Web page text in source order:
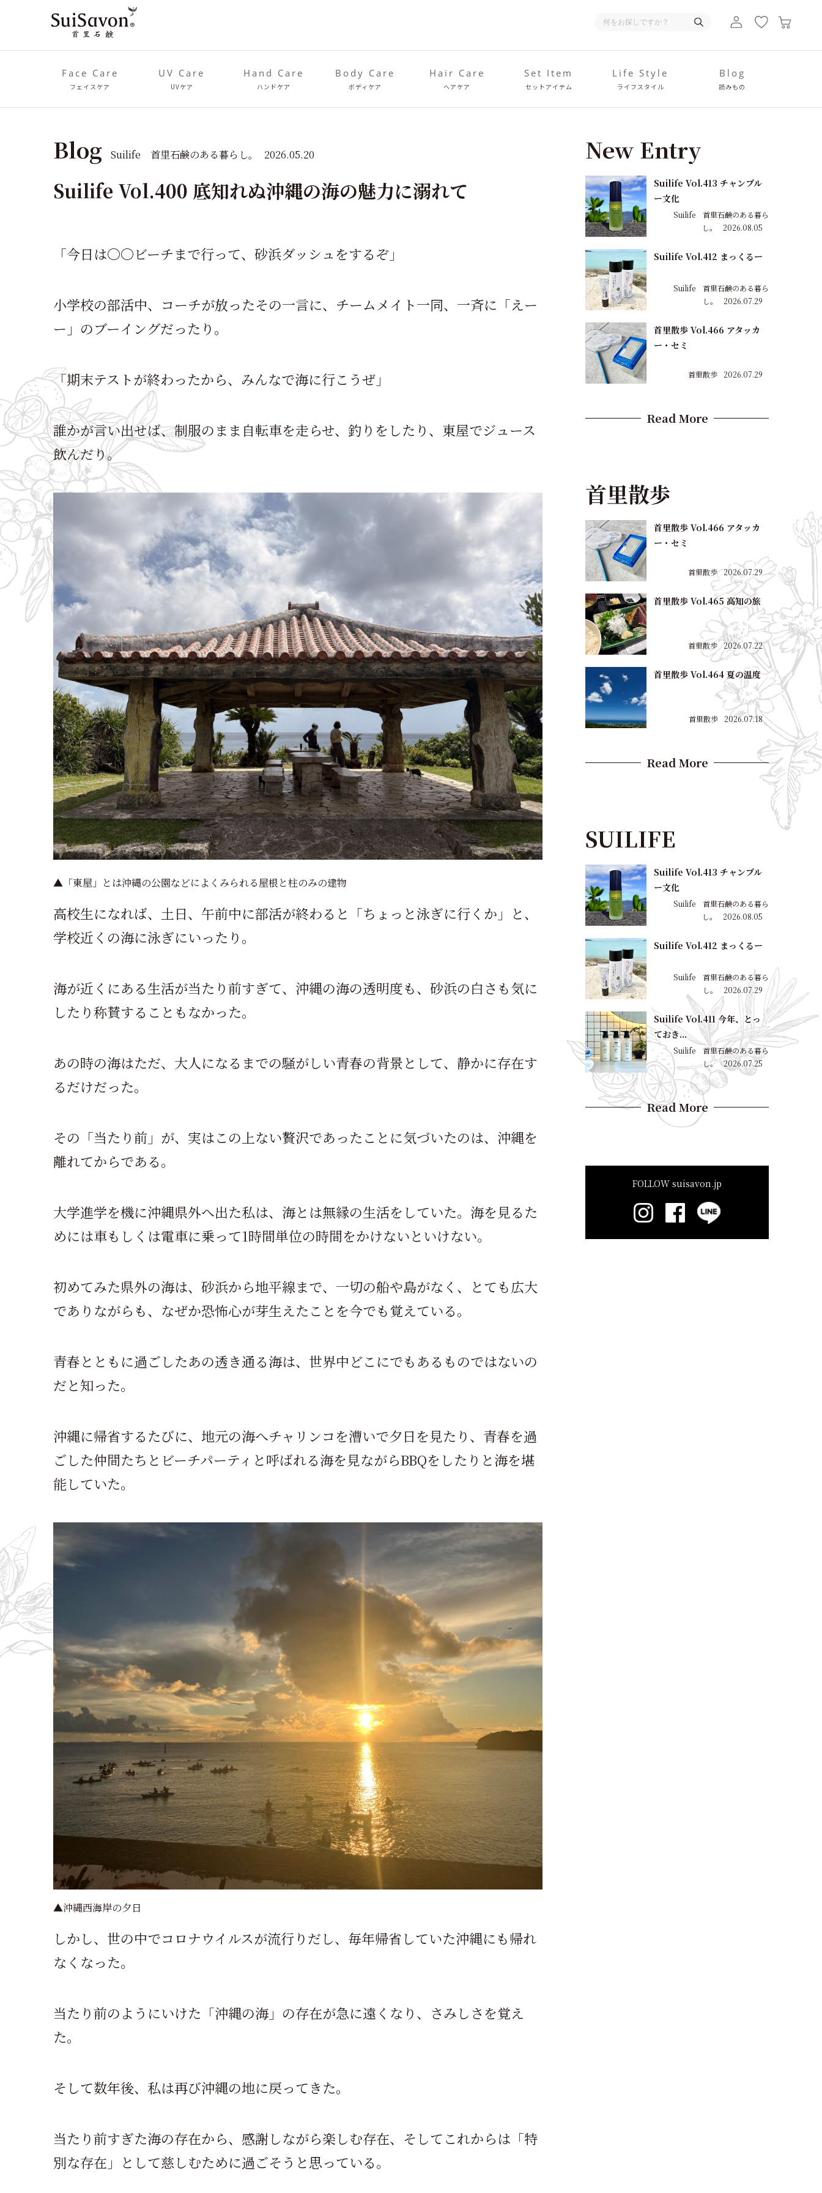
Face Care
フェイスケア
UV Care
UVケア
Hand Care
ハンドケア
Body Care
ボディケア
Hair Care
ヘアケア
Set Item
セットアイテム
Life Style
ライフスタイル
Blog
読みもの
Blog Suilife 首里石鹸のある暮らし。 2026.05.20
Suilife Vol.400 底知れぬ沖縄の海の魅力に溺れて
「今日は〇〇ビーチまで行って、砂浜ダッシュをするぞ」
小学校の部活中、コーチが放ったその一言に、チームメイト一同、一斉に「えー
ー」のブーイングだったり。
「期末テストが終わったから、みんなで海に行こうぜ」
誰かが言い出せば、制服のまま自転車を走らせ、釣りをしたり、東屋でジュース
飲んだり。
▲「東屋」とは沖縄の公園などによくみられる屋根と柱のみの建物
高校生になれば、土日、午前中に部活が終わると「ちょっと泳ぎに行くか」と、
学校近くの海に泳ぎにいったり。
海が近くにある生活が当たり前すぎて、沖縄の海の透明度も、砂浜の白さも気に
したり称賛することもなかった。
あの時の海はただ、大人になるまでの騒がしい青春の背景として、静かに存在す
るだけだった。
その「当たり前」が、実はこの上ない贅沢であったことに気づいたのは、沖縄を
離れてからである。
大学進学を機に沖縄県外へ出た私は、海とは無縁の生活をしていた。海を見るた
めには車もしくは電車に乗って1時間単位の時間をかけないといけない。
初めてみた県外の海は、砂浜から地平線まで、一切の船や島がなく、とても広大
でありながらも、なぜか恐怖心が芽生えたことを今でも覚えている。
青春とともに過ごしたあの透き通る海は、世界中どこにでもあるものではないの
だと知った。
沖縄に帰省するたびに、地元の海へチャリンコを漕いで夕日を見たり、青春を過
ごした仲間たちとビーチパーティと呼ばれる海を見ながらBBQをしたりと海を堪
能していた。
▲沖縄西海岸の夕日
しかし、世の中でコロナウイルスが流行りだし、毎年帰省していた沖縄にも帰れ
なくなった。
当たり前のようにいけた「沖縄の海」の存在が急に遠くなり、さみしさを覚え
た。
そして数年後、私は再び沖縄の地に戻ってきた。
当たり前すぎた海の存在から、感謝しながら楽しむ存在、そしてこれからは「特
別な存在」として慈しむために過ごそうと思っている。
New Entry
Suilife Vol.413 チャンプル
ー文化
Suilife 首里石鹸のある暮ら
し。
2026.08.05
Suilife Vol.412 まっくるー
Suilife 首里石鹸のある暮ら
し。
2026.07.29
首里散歩 Vol.466 アタッカ
ー・セミ
首里散歩 2026.07.29
Read More
首里散歩
首里散歩 Vol.466 アタッカ
ー・セミ
首里散歩 2026.07.29
首里散歩 Vol.465 高知の旅
首里散歩 2026.07.22
首里散歩 Vol.464 夏の温度
首里散歩 2026.07.18
Read More
SUILIFE
Suilife Vol.413 チャンプル
ー文化
Suilife 首里石鹸のある暮ら
し。
2026.08.05
Suilife Vol.412 まっくるー
Suilife 首里石鹸のある暮ら
し。
2026.07.29
Suilife Vol.411 今年、とっ
ておき...
Suilife 首里石鹸のある暮ら
し。 2026.07.25
Read More
FOLLOW suisavon.jp